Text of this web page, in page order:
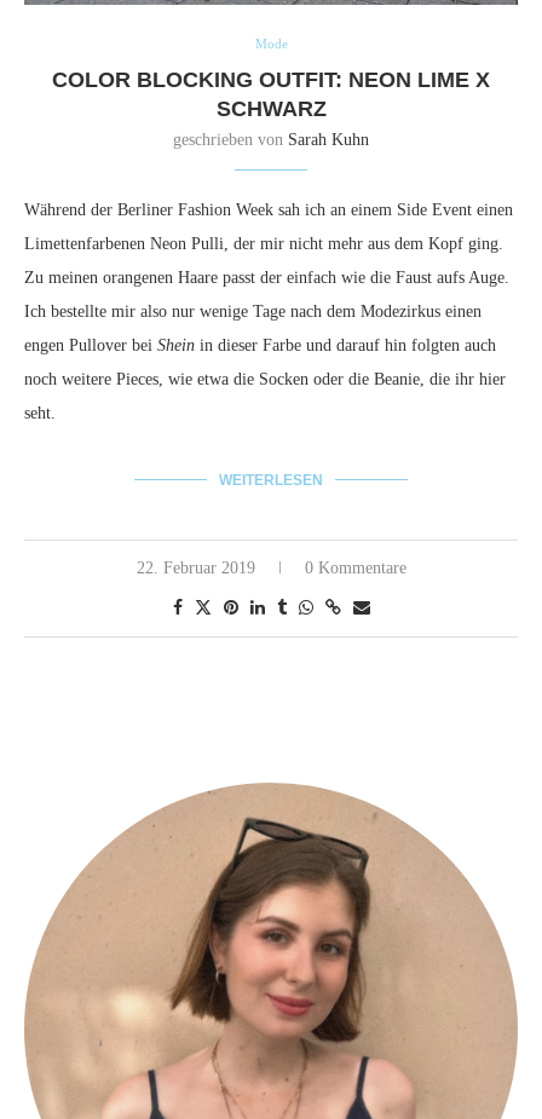
Mode
COLOR BLOCKING OUTFIT: NEON LIME X
SCHWARZ
geschrieben von Sarah Kuhn
Während der Berliner Fashion Week sah ich an einem Side Event einen
Limettenfarbenen Neon Pulli, der mir nicht mehr aus dem Kopf ging.
Zu meinen orangenen Haare passt der einfach wie die Faust aufs Auge.
Ich bestellte mir also nur wenige Tage nach dem Modezirkus einen
engen Pullover bei Shein in dieser Farbe und darauf hin folgten auch
noch weitere Pieces, wie etwa die Socken oder die Beanie, die ihr hier
seht.
WEITERLESEN
22. Februar 2019 0 Kommentare